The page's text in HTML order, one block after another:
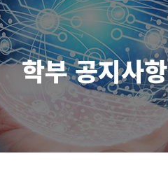
학부 공지사항